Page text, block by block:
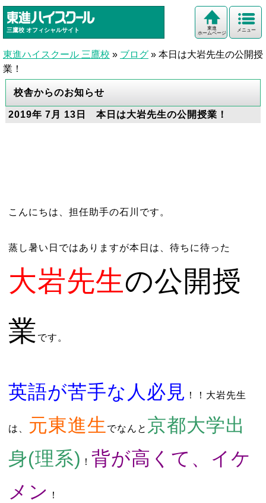
三鷹校 オフィシャルサイト メニュー
東進
ホームページ
東進ハイスクール 三鷹校 » ブログ » 本日は大岩先生の公開授
業！
校舎からのお知らせ
2019年 7月 13日 本日は大岩先生の公開授業！
こんにちは、担任助手の石川です。
蒸し暑い日ではありますが本日は、待ちに待った
大岩先生の公開授
業 です。
英語が苦手な人必見 ！！大岩先生
は、 元東進生 でなんと 京都大学出
身(理系) ！ 背が高くて、イケ
メン
！